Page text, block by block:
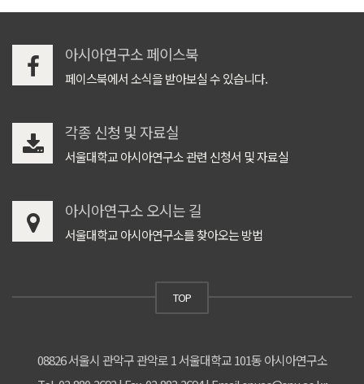
아시아연구소 페이스북
페이스북에서 소식을 받아보실 수 있습니다.
각종 신청 및 자료실
서울대학교 아시아연구소 관련 신청서 및 자료실
아시아연구소 오시는 길
서울대학교 아시아연구소를 찾아오는 방법
TOP
08826 서울시 관악구 관악로 1 서울대학교 101동 아시아연구소